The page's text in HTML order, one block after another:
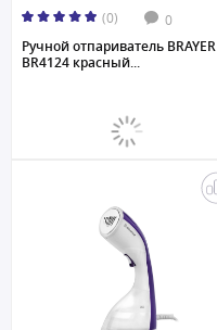
(0) 0
Ручной отпариватель BRAYER
BR4124 красный...